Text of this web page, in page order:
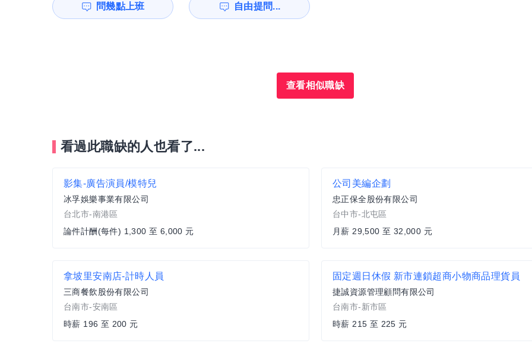
問幾點上班 自由提問...
查看相似職缺
看過此職缺的人也看了...
影集-廣告演員/模特兒
冰孚娛樂事業有限公司
台北市-南港區
論件計酬(每件) 1,300 至 6,000 元
公司美編企劃
忠正保全股份有限公司
台中市-北屯區
月薪 29,500 至 32,000 元
拿坡里安南店-計時人員
三商餐飲股份有限公司
台南市-安南區
時薪 196 至 200 元
固定週日休假 新市連鎖超商小物商品理貨員
捷誠資源管理顧問有限公司
台南市-新市區
時薪 215 至 225 元